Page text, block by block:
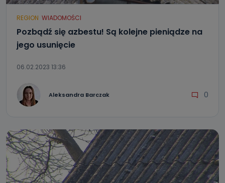
REGION WIADOMOŚCI
Pozbądź się azbestu! Są kolejne pieniądze na
jego usunięcie
06.02.2023 13:36
Aleksandra Barczak 0